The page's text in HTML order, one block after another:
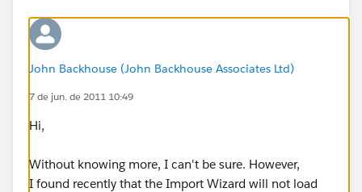
John Backhouse (John Backhouse Associates Ltd)
7 de jun. de 2011 10:49
Hi,
Without knowing more, I can't be sure. However,
I found recently that the Import Wizard will not load